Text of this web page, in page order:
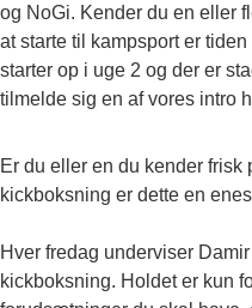
og NoGi. Kender du en eller
at starte til kampsport er
starter op i uge 2 og der er
tilmelde sig en af vores intro
Er du eller en du kender
kickboksning er dette en
Hver fredag underviser
kickboksning. Holdet er kun